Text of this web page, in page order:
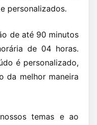
personalizados.
de até 90 minutos
de 04 horas.
é personalizado,
da melhor maneira
temas e ao